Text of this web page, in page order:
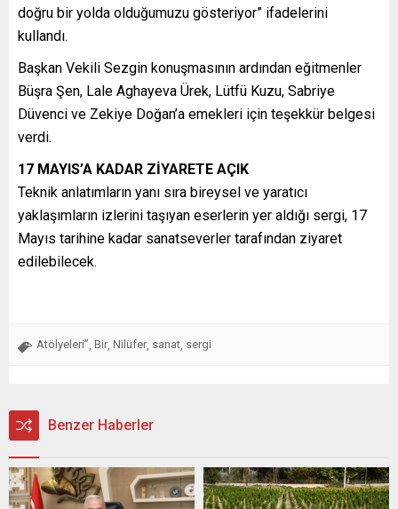
doğru bir yolda olduğumuzu gösteriyor” ifadelerini
kullandı.
Başkan Vekili Sezgin konuşmasının ardından eğitmenler
Büşra Şen, Lale Aghayeva Ürek, Lütfü Kuzu, Sabriye
Düvenci ve Zekiye Doğan’a emekleri için teşekkür belgesi
verdi.
17 MAYIS’A KADAR ZİYARETE AÇIK
Teknik anlatımların yanı sıra bireysel ve yaratıcı
yaklaşımların izlerini taşıyan eserlerin yer aldığı sergi, 17
Mayıs tarihine kadar sanatseverler tarafından ziyaret
edilebilecek.
Atölyeleri”, Bir, Nilüfer, sanat, sergi
Benzer Haberler